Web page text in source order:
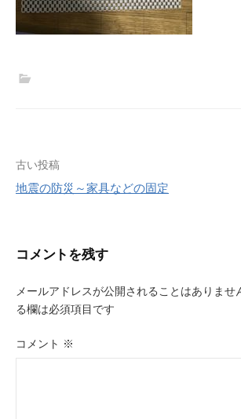
投
稿
ビ
ゲ
ー
シ
古い投稿
地震の防災～家具などの固定
コメントを残す
メールアドレスが公開されることはありませ
る欄は必須項目です
コメント ※